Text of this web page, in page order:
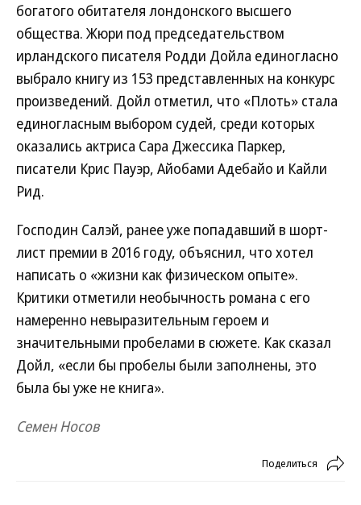
богатого обитателя лондонского высшего
общества. Жюри под председательством
ирландского писателя Родди Дойла единогласно
выбрало книгу из 153 представленных на конкурс
произведений. Дойл отметил, что «Плоть» стала
единогласным выбором судей, среди которых
оказались актриса Сара Джессика Паркер,
писатели Крис Пауэр, Айобами Адебайо и Кайли
Рид.
Господин Салэй, ранее уже попадавший в шорт-
лист премии в 2016 году, объяснил, что хотел
написать о «жизни как физическом опыте».
Критики отметили необычность романа с его
намеренно невыразительным героем и
значительными пробелами в сюжете. Как сказал
Дойл, «если бы пробелы были заполнены, это
была бы уже не книга».
Семен Носов
Поделиться